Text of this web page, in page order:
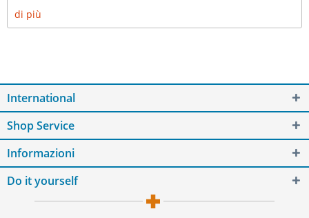
di più
International
Shop Service
Informazioni
Do it yourself